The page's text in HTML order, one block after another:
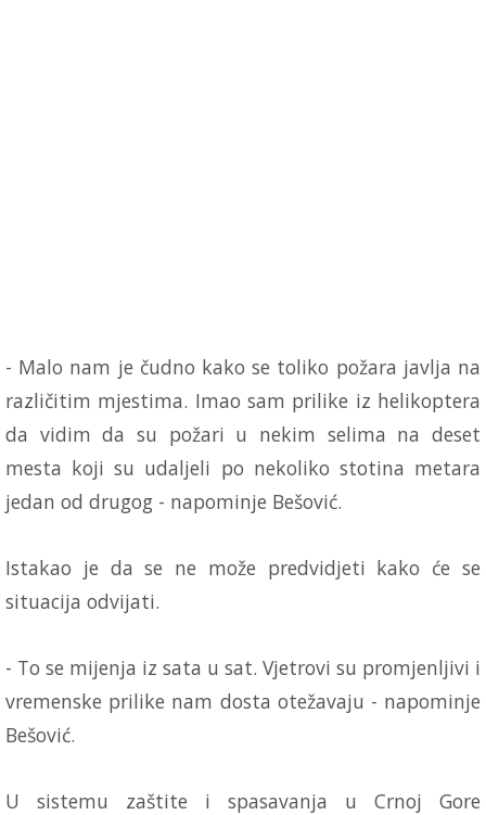
- Malo nam je čudno kako se toliko požara javlja na
različitim mjestima. Imao sam prilike iz helikoptera
da vidim da su požari u nekim selima na deset
mesta koji su udaljeli po nekoliko stotina metara
jedan od drugog - napominje Bešović.
Istakao je da se ne može predvidjeti kako će se
situacija odvijati.
- To se mijenja iz sata u sat. Vjetrovi su promjenljivi i
vremenske prilike nam dosta otežavaju - napominje
Bešović.
U sistemu zaštite i spasavanja u Crnoj Gore